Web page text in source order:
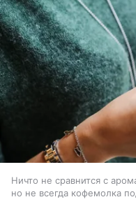
Ничто не сравнится с
но не всегда кофемолка